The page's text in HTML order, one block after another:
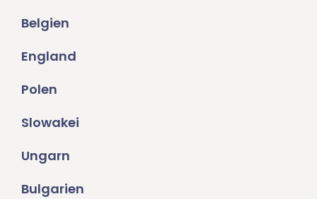
Belgien
England
Polen
Slowakei
Ungarn
Bulgarien